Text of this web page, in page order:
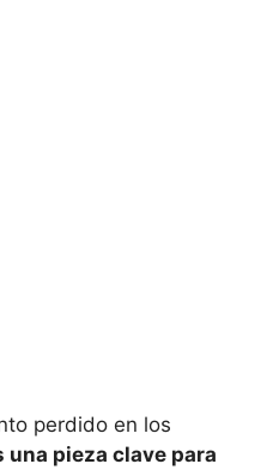
perdido en los
una pieza clave para